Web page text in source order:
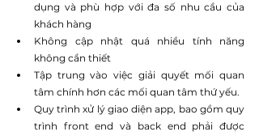
dụng và phù hợp với đa số nhu cầu của
khách hàng
Không cập nhật quá nhiều tính năng
không cần thiết
Tập trung vào việc giải quyết mối quan
tâm chính hơn các mối quan tâm thứ yếu.
Quy trình xử lý giao diện app, bao gồm quy
trình front end và back end phải được